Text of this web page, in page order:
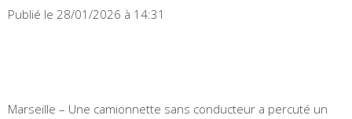
Publié le 28/01/2026 à 14:31
Marseille – Une camionnette sans conducteur a percuté un